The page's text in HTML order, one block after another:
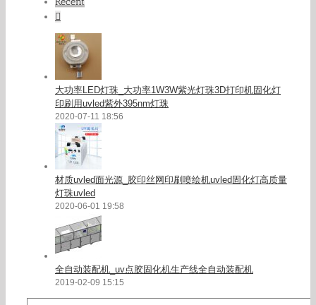
大功率LED灯珠_大功率1W3W紫光灯珠3D打印机固化灯
印刷用uvled紫外395nm灯珠
2020-07-11 18:56
材质uvled面光源_胶印丝网印刷喷绘机uvled固化灯高质量
灯珠uvled
2020-06-01 19:58
全自动装配机_uv点胶固化机生产线全自动装配机
2019-02-09 15:15